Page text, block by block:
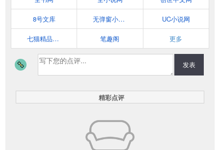
8号文库 无弹窗小说网 UC小说网
七猫精品小说 笔趣阁 更多
发表
精彩点评